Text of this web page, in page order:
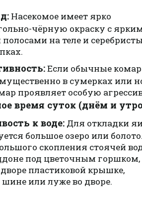
Насекомое имеет ярко
чёрную окраску с
на теле и
Если обычные
в сумерках или
проявляет особую
время суток (днём и
к воде: Для откладки
большое озеро или
скопления стоячей
под цветочным горшком,
пластиковой крышке,
или луже во дворе.